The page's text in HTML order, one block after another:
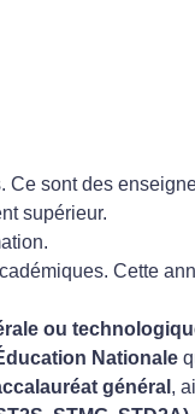
sont des
supérieur.
Cette
ou
Nationale
général ,